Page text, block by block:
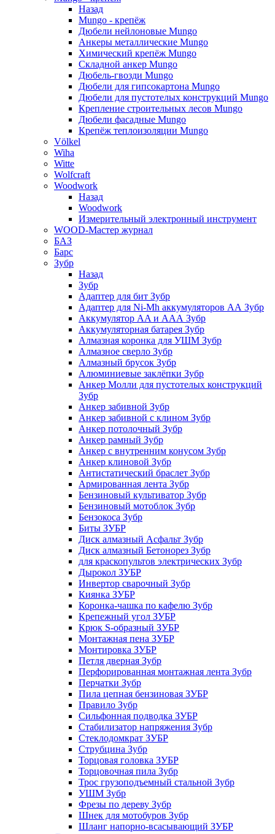
Назад
Mungo - крепёж
Дюбели нейлоновые Mungo
Анкеры металлические Mungo
Химический крепёж Mungo
Складной анкер Mungo
Дюбель-гвозди Mungo
Дюбели для гипсокартона Mungo
Дюбели для пустотелых конструкций Mungo
Крепление строительных лесов Mungo
Дюбели фасадные Mungo
Крепёж теплоизоляции Mungo
Völkel
Wiha
Witte
Wolfcraft
Woodwork
Назад
Woodwork
Измерительный электронный инструмент
WOOD-Мастер журнал
БАЗ
Барс
Зубр
Назад
Зубр
Адаптер для бит Зубр
Адаптер для Ni-Mh аккумуляторов АА Зубр
Аккумулятор AA и ААА Зубр
Аккумуляторная батарея Зубр
Алмазная коронка для УШМ Зубр
Алмазное сверло Зубр
Алмазный брусок Зубр
Алюминиевые заклёпки Зубр
Анкер Молли для пустотелых конструкций
Зубр
Анкер забивной Зубр
Анкер забивной с клином Зубр
Анкер потолочный Зубр
Анкер рамный Зубр
Анкер с внутренним конусом Зубр
Анкер клиновой Зубр
Антистатический браслет Зубр
Армированная лента Зубр
Бензиновый культиватор Зубр
Бензиновый мотоблок Зубр
Бензокоса Зубр
Биты ЗУБР
Диск алмазный Асфальт Зубр
Диск алмазный Бетонорез Зубр
для краскопультов электрических Зубр
Дырокол ЗУБР
Инвертор сварочный Зубр
Киянка ЗУБР
Коронка-чашка по кафелю Зубр
Крепежный угол ЗУБР
Крюк S-образный ЗУБР
Монтажная пена ЗУБР
Монтировка ЗУБР
Петля дверная Зубр
Перфорированная монтажная лента Зубр
Перчатки Зубр
Пила цепная бензиновая ЗУБР
Правило Зубр
Сильфонная подводка ЗУБР
Стабилизатор напряжения Зубр
Стеклодомкрат ЗУБР
Струбцина Зубр
Торцовая головка ЗУБР
Торцовочная пила Зубр
Трос грузоподъемный стальной Зубр
УШМ Зубр
Фрезы по дереву Зубр
Шнек для мотобуров Зубр
Шланг напорно-всасывающий ЗУБР